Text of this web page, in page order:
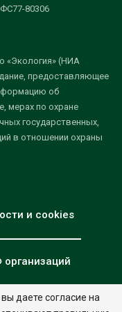
80306
«Экология» (НИА
предоставляющее
об
мерах по охране
государственных,
в отношении охраны
и cookies
даете согласие на